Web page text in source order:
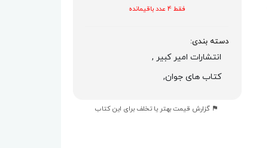
فقط 4 عدد باقیمانده
دسته بندی:
انتشارات امیر کبیر ,
کتاب های جوان,
گزارش قیمت بهتر یا تخلف برای این کتاب